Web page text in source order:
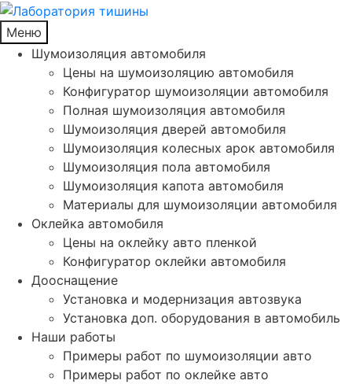
Меню
Шумоизоляция автомобиля
Цены на шумоизоляцию автомобиля
Конфигуратор шумоизоляции автомобиля
Полная шумоизоляция автомобиля
Шумоизоляция дверей автомобиля
Шумоизоляция колесных арок автомобиля
Шумоизоляция пола автомобиля
Шумоизоляция капота автомобиля
Материалы для шумоизоляции автомобиля
Оклейка автомобиля
Цены на оклейку авто пленкой
Конфигуратор оклейки автомобиля
Дооснащение
Установка и модернизация автозвука
Установка доп. оборудования в автомобиль
Наши работы
Примеры работ по шумоизоляции авто
Примеры работ по оклейке авто